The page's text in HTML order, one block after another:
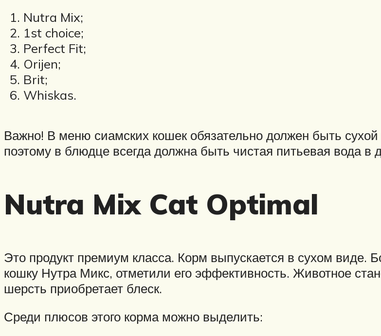
Nutra Mix;
1st choice;
Perfect Fit;
Orijen;
Brit;
Whiskas.
Важно! В меню сиамских кошек обязательно должен быть
поэтому в блюдце всегда должна быть чистая питьевая вода в
Nutra Mix Cat Optimal
Это продукт премиум класса. Корм выпускается в сухом виде.
кошку Нутра Микс, отметили его эффективность. Животное
шерсть приобретает блеск.
Среди плюсов этого корма можно выделить: